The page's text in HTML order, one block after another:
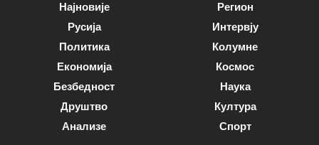
Најновије
Русија
Политика
Економија
Безбедност
Друштво
Анализе
Регион
Интервју
Колумне
Космос
Наука
Култура
Спорт